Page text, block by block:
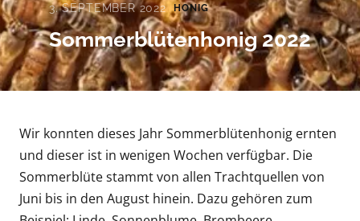
3. SEPTEMBER 2022 HONIG
Sommerblütenhonig 2022
Wir konnten dieses Jahr Sommerblütenhonig ernten
und dieser ist in wenigen Wochen verfügbar. Die
Sommerblüte stammt von allen Trachtquellen von
Juni bis in den August hinein. Dazu gehören zum